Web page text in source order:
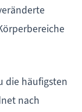
die häufigsten
nach